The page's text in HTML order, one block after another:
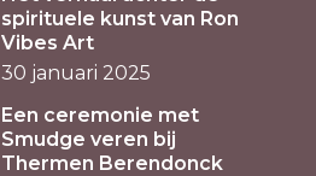
spirituele kunst van Ron
Vibes Art
30 januari 2025
Een ceremonie met
Smudge veren bij
Thermen Berendonck